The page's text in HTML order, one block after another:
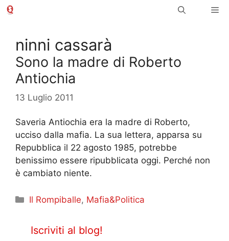
Vai
ninni cassarà
Sono la madre di Roberto
Antiochia
13 Luglio 2011
Saveria Antiochia era la madre di Roberto,
ucciso dalla mafia. La sua lettera, apparsa su
Repubblica il 22 agosto 1985, potrebbe
benissimo essere ripubblicata oggi. Perché non
è cambiato niente.
Categorie
Il Rompiballe, Mafia&Politica
Iscriviti al blog!